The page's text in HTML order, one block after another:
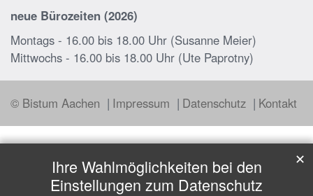
neue Bürozeiten (2026)
Montags - 16.00 bis 18.00 Uhr (Susanne Meier)
Mittwochs - 16.00 bis 18.00 Uhr (Ute Paprotny)
© Bistum Aachen Impressum Datenschutz Kontakt
Ihre Wahlmöglichkeiten bei den
Einstellungen zum Datenschutz
✕